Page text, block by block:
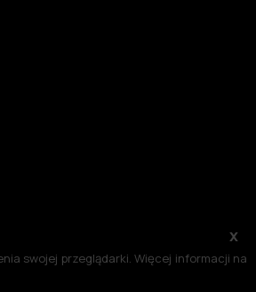
x
swojej przeglądarki. Więcej informacji na